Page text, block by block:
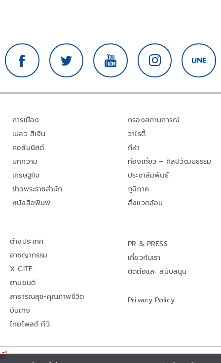
การเมือง
เปลว สีเงิน
คอลัมนิสต์
บทความ
เศรษฐกิจ
ข่าวพระราชสำนัก
หนังสือพิมพ์
กรองสถานการณ์
วาไรตี้
กีฬา
ท่องเที่ยว – ศิลปวัฒนธรรม
ประชาสัมพันธ์
ภูมิภาค
สิ่งแวดล้อม
ต่างประเทศ
อาชญากรรม
X-CITE
ยานยนต์
สาธารณสุข-คุณภาพชีวิต
บันเทิง
ไทยโพสต์ ทีวี
PR & PRESS
เกี่ยวกับเรา
ติดต่อและ สนับสนุน
Privacy Policy